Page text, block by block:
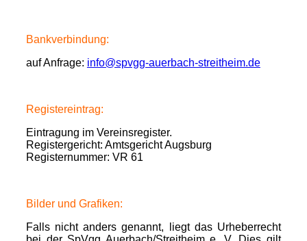
Bankverbindung:
auf Anfrage: info@spvgg-auerbach-streitheim.de
Registereintrag:
Eintragung im Vereinsregister.
Registergericht: Amtsgericht Augsburg
Registernummer: VR 61
Bilder und Grafiken:
Falls nicht anders genannt, liegt das Urheberrecht